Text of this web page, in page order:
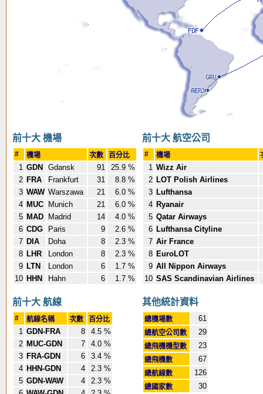
前十大 機場
# 機場 次數 百分比
1 GDN Gdansk 91
25.9 %
2 FRA Frankfurt 31
8.8 %
3 WAW Warszawa 21
6.0 %
4 MUC Munich 21
6.0 %
5 MAD Madrid 14
4.0 %
6 CDG Paris 9
2.6 %
7 DIA Doha 8
2.3 %
8 LHR London 8
2.3 %
9 LTN London 6
1.7 %
10 HHN Hahn 6 1.7 %
前十大 航空公司
# 機場
1 Wizz Air
2 LOT Polish Airlines
3 Lufthansa
4 Ryanair
5 Qatar Airways
6 Lufthansa Cityline
7 Air France
8 EuroLOT
9 All Nippon Airways
10 SAS Scandinavian Airlines
前十大 航線
# 航線名稱 次數 百分比
1 GDN-FRA 8
4.5 %
2 MUC-GDN 7
4.0 %
3 FRA-GDN 6
3.4 %
4 HHN-GDN 4
2.3 %
5 GDN-WAW 4
2.3 %
其他統計資料
總機場數 61
總航空公司數 29
總飛機機型數 23
總飛機數 67
總航線數 126
總國家數 30